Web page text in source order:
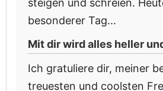
steigen und schreien.
besonderer Tag...
Mit dir wird alles heller
Ich gratuliere dir, meiner
treuesten und coolsten